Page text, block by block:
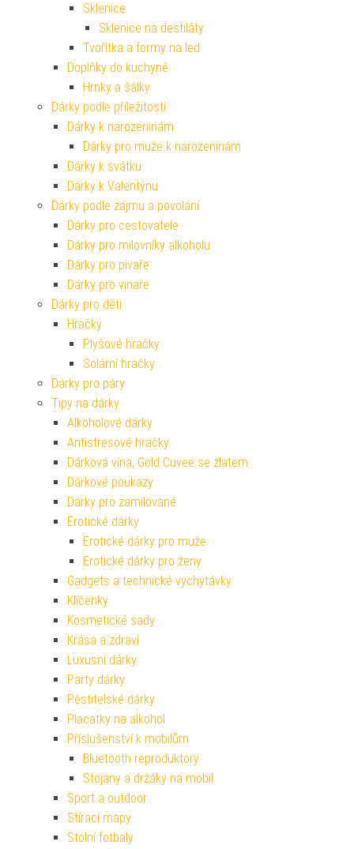
Sklenice
Sklenice na destiláty
Tvořítka a formy na led
Doplňky do kuchyně
Hrnky a šálky
Dárky podle příležitosti
Dárky k narozeninám
Dárky pro muže k narozeninám
Dárky k svátku
Dárky k Valentýnu
Dárky podle zájmu a povolání
Dárky pro cestovatele
Dárky pro milovníky alkoholu
Dárky pro pivaře
Dárky pro vinaře
Dárky pro děti
Hračky
Plyšové hračky
Solární hračky
Dárky pro páry
Tipy na dárky
Alkoholové dárky
Antistresové hračky
Dárková vína, Gold Cuvee se zlatem
Dárkové poukazy
Dárky pro zamilované
Erotické dárky
Erotické dárky pro muže
Erotické dárky pro ženy
Gadgets a technické vychytávky
Klíčenky
Kosmetické sady
Krása a zdraví
Luxusní dárky
Party dárky
Pěstitelské dárky
Placatky na alkohol
Příslušenství k mobilům
Bluetooth reproduktory
Stojany a držáky na mobil
Sport a outdoor
Stírací mapy
Stolní fotbaly